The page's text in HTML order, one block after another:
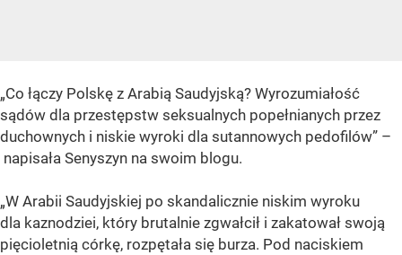
„Co łączy Polskę z Arabią Saudyjską? Wyrozumiałość
sądów dla przestępstw seksualnych popełnianych przez
duchownych i niskie wyroki dla sutannowych pedofilów” –
napisała Senyszyn na swoim blogu.
„W Arabii Saudyjskiej po skandalicznie niskim wyroku
dla kaznodziei, który brutalnie zgwałcił i zakatował swoją
pięcioletnią córkę, rozpętała się burza. Pod naciskiem